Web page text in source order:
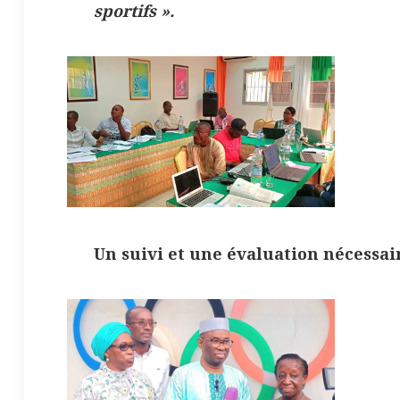
sportifs ».
Un suivi et une évaluation